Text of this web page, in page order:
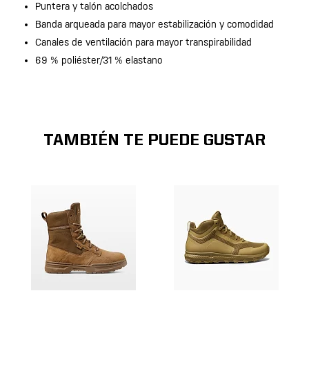
Puntera y talón acolchados
Banda arqueada para mayor estabilización y comodidad
Canales de ventilación para mayor transpirabilidad
69 % poliéster/31 % elastano
TAMBIÉN TE PUEDE GUSTAR